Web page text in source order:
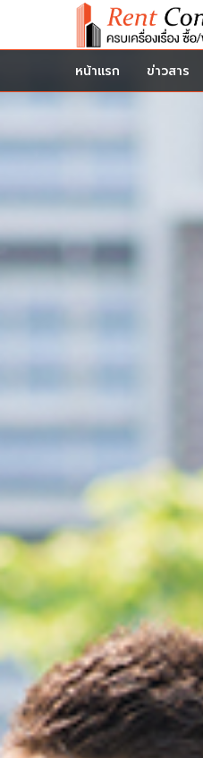
หน้าแรก ข่าวสาร